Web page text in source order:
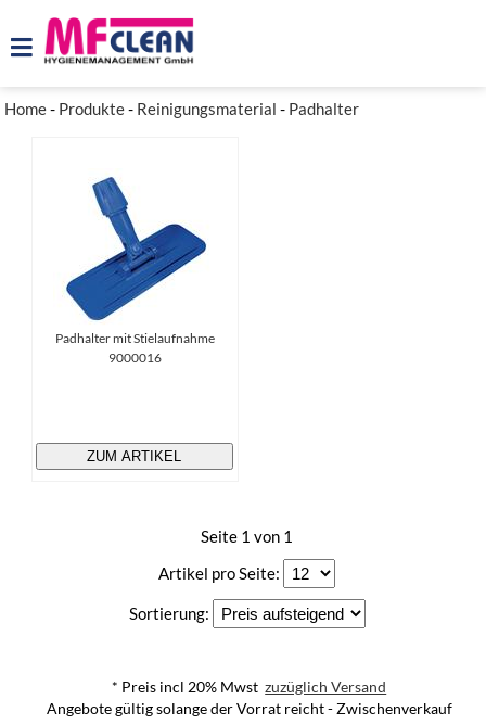
Home- Produkte- Reinigungsmaterial - Padhalter
Padhalter mit Stielaufnahme
9000016
ZUM ARTIKEL
Seite 1 von 1
Artikel pro Seite:
Sortierung:
* Preis incl 20% Mwstzuzüglich Versand
Angebote gültig solange der Vorrat reicht - Zwischenverkauf